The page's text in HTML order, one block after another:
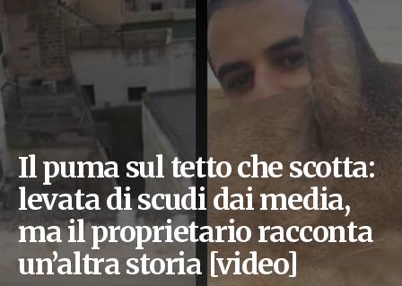
Il puma sul tetto che scotta:
levata di scudi dai media,
ma il proprietario racconta
un’altra storia [video]